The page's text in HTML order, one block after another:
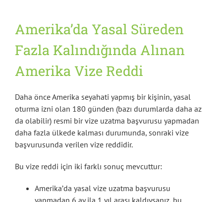
Amerika’da Yasal Süreden
Fazla Kalındığında Alınan
Amerika Vize Reddi
Daha önce Amerika seyahati yapmış bir kişinin, yasal
oturma izni olan 180 günden (bazı durumlarda daha az
da olabilir) resmi bir vize uzatma başvurusu yapmadan
daha fazla ülkede kalması durumunda, sonraki vize
başvurusunda verilen vize reddidir.
Bu vize reddi için iki farklı sonuç mevcuttur:
Amerika’da yasal vize uzatma başvurusu
yapmadan 6 ay ila 1 yıl arası kaldıysanız, bu